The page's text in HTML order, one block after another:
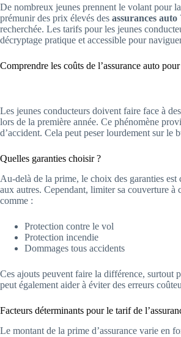
De nombreux jeunes prennent le volant pour
prémunir des prix élevés des assurances auto
recherchée. Les tarifs pour les jeunes
décryptage pratique et accessible pour
Comprendre les coûts de l’assurance auto
Les jeunes conducteurs doivent faire face à
lors de la première année. Ce phénomène
d’accident. Cela peut peser lourdement sur le
Quelles garanties choisir ?
Au-delà de la prime, le choix des garanties
aux autres. Cependant, limiter sa couverture à
comme :
Protection contre le vol
Protection incendie
Dommages tous accidents
Ces ajouts peuvent faire la différence, surtout
peut également aider à éviter des erreurs
Facteurs déterminants pour le tarif de
Le montant de la prime d’assurance varie en